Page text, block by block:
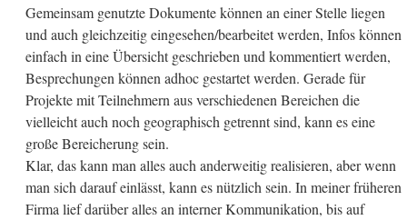
Gemeinsam genutzte Dokumente können an einer Stelle liegen
und auch gleichzeitig eingesehen/bearbeitet werden, Infos können
einfach in eine Übersicht geschrieben und kommentiert werden,
Besprechungen können adhoc gestartet werden. Gerade für
Projekte mit Teilnehmern aus verschiedenen Bereichen die
vielleicht auch noch geographisch getrennt sind, kann es eine
große Bereicherung sein.
Klar, das kann man alles auch anderweitig realisieren, aber wenn
man sich darauf einlässt, kann es nützlich sein. In meiner früheren
Firma lief darüber alles an interner Kommunikation, bis auf